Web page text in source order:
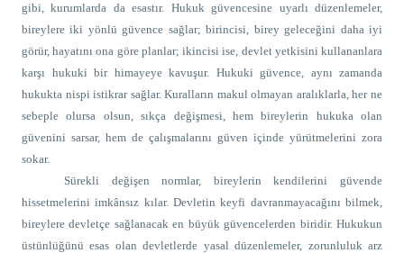
gibi, kurumlarda da esastır. Hukuk güvencesine uyarlı düzenlemeler,
bireylere iki yönlü güvence sağlar; birincisi, birey geleceğini daha iyi
görür, hayatını ona göre planlar; ikincisi ise, devlet yetkisini kullananlara
karşı hukuki bir himayeye kavuşur. Hukuki güvence, aynı zamanda
hukukta nispi istikrar sağlar. Kuralların makul olmayan aralıklarla, her ne
sebeple olursa olsun, sıkça değişmesi, hem bireylerin hukuka olan
güvenini sarsar, hem de çalışmalarını güven içinde yürütmelerini zora
sokar.
Sürekli değişen normlar, bireylerin kendilerini güvende
hissetmelerini imkânsız kılar. Devletin keyfi davranmayacağını bilmek,
bireylere devletçe sağlanacak en büyük güvencelerden biridir. Hukukun
üstünlüğünü esas olan devletlerde yasal düzenlemeler, zorunluluk arz